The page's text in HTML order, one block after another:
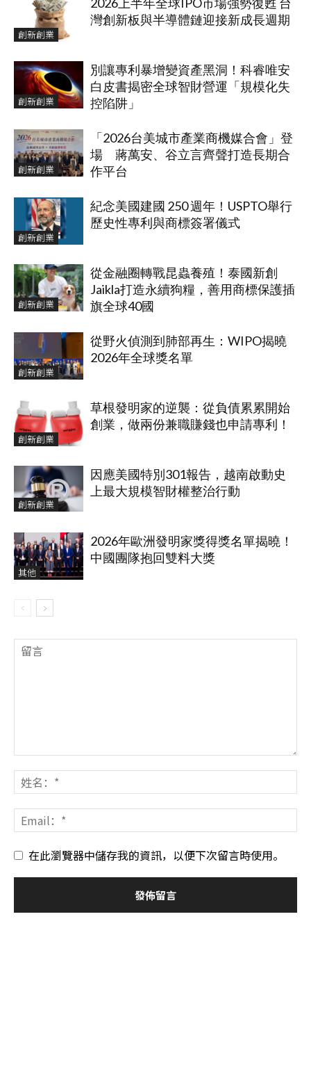
創新創業
灣創新板與半導體鏈迎接新成長週期
創新創業
別讓專利暴增變資產黑洞！科睿唯安
白皮書揭密全球智財營運「規模化失
控陷阱」
創新創業
「2026台美城市產業商機媒合會」登
場 蔣萬安、谷立言齊聲打造長期合
作平台
創新創業
紀念美國建國 250 週年！USPTO舉行
歷史性專利與商標簽署儀式
創新創業
從金融圈轉戰昆蟲養殖！泰國新創
Jaikla打造永續狗糧，善用商標保護插
旗全球40國
創新創業
從野火偵測到肺部再生：WIPO揭曉
2026年全球獎名單
創新創業
草根發明家的逆襲：從負債累累開始
創業，做兩份兼職賺錢也申請專利！
創新創業
因應美國特別301報告，越南啟動史
上最大規模智財權整治行動
其他
2026年歐洲發明家獎得獎名單揭曉！
中國團隊抱回雙料大獎
在此瀏覽器中儲存我的資訊，以便下次留言時使用。